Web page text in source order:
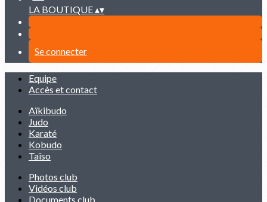
LA BOUTIQUE▴▾
Se connecter
Equipe
Accès et contact
Aïkibudo
Judo
Karaté
Kobudo
Taïso
Photos club
Vidéos club
Documents club